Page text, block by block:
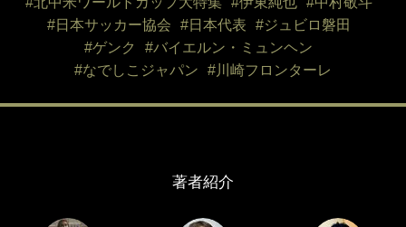
#日本サッカー協会
#日本代表
#ジュビロ磐田
#ゲンク
#バイエルン・ミュンヘン
#なでしこジャパン
#川崎フロンターレ
著者紹介